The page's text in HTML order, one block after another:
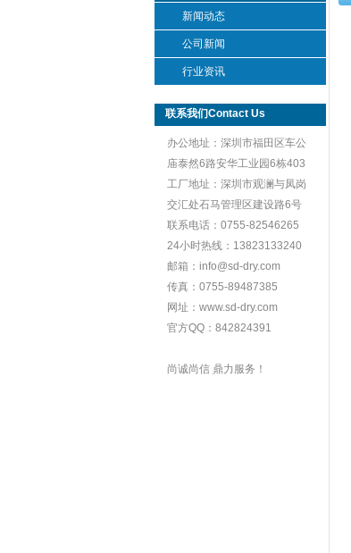
新闻动态
公司新闻
行业资讯
联系我们Contact Us
办公地址：深圳市福田区车公
庙泰然6路安华工业园6栋403
工厂地址：深圳市观澜与凤岗
交汇处石马管理区建设路6号
联系电话：0755-82546265
24小时热线：13823133240
邮箱：info@sd-dry.com
传真：0755-89487385
网址：www.sd-dry.com
官方QQ：842824391
尚诚尚信 鼎力服务！